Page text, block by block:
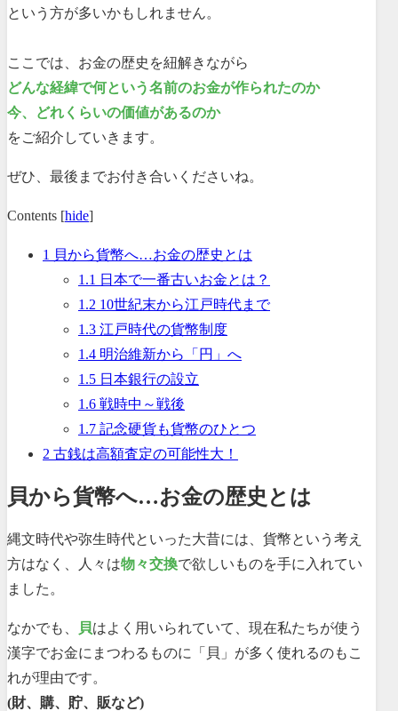
という方が多いかもしれません。
ここでは、お金の歴史を紐解きながら
どんな経緯で何という名前のお金が作られたのか
今、どれくらいの価値があるのか
をご紹介していきます。
ぜひ、最後までお付き合いくださいね。
Contents [hide]
1 貝から貨幣へ…お金の歴史とは
1.1 日本で一番古いお金とは？
1.2 10世紀末から江戸時代まで
1.3 江戸時代の貨幣制度
1.4 明治維新から「円」へ
1.5 日本銀行の設立
1.6 戦時中～戦後
1.7 記念硬貨も貨幣のひとつ
2 古銭は高額査定の可能性大！
貝から貨幣へ…お金の歴史とは
縄文時代や弥生時代といった大昔には、貨幣という考え
方はなく、人々は物々交換で欲しいものを手に入れてい
ました。
なかでも、 貝はよく用いられていて、現在私たちが使う
漢字でお金にまつわるものに「貝」が多く使れるのもこ
れが理由です。
(財、購、貯、販など)